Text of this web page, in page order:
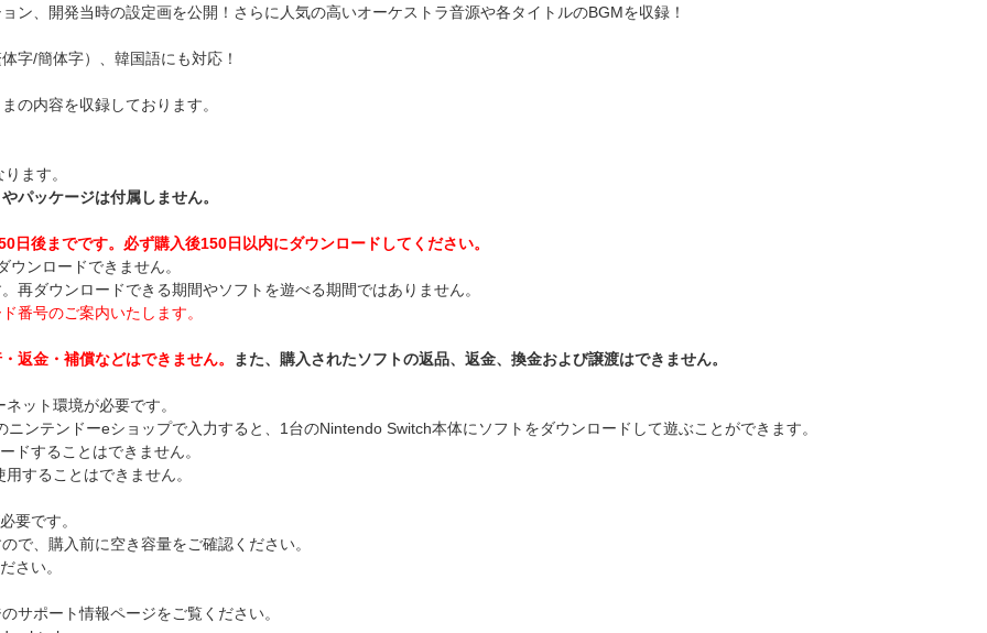
ン、開発当時の設定画を公開！さらに人気の高いオーケストラ音源や各タイトルのBGMを収録！
字/簡体字）、韓国語にも対応！
の内容を収録しております。
ます。
パッケージは付属しません。
後までです。必ず購入後150日以内にダウンロードしてください。
ンロードできません。
ダウンロードできる期間やソフトを遊べる期間ではありません。
番号のご案内いたします。
返金・補償などはできません。 また、購入されたソフトの返品、返金、換金および譲渡はできません。
ット環境が必要です。
ンテンドーeショップで入力すると、1台のNintendo Switch本体にソフトをダウンロードして遊ぶことができます。
することはできません。
することはできません。
要です。
で、購入前に空き容量をご確認ください。
さい。
サポート情報ページをご覧ください。